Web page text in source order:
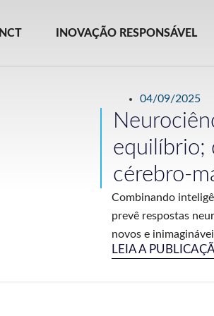
INOVAÇÃO RESPONSÁVEL
04/09/2025
equilíbrio;
cérebro-
Combinando
prevê respostas
novos e
LEIA A